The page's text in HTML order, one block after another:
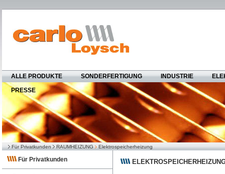
ALLE PRODUKTE SONDERFERTIGUNG INDUSTRIE
PRESSE
Für Privatkunden RAUMHEIZUNG Elektrospeicherheizung
Für Privatkunden